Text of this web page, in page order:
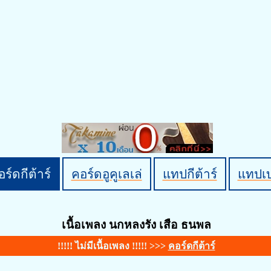
ร์ดกีต้าร์ คอร์ดอูคูเลเล่ แทปกีต้าร์ แทปเ
เนื้อเพลง นกหลงรัง เสือ ธนพล
!!!!! ไม่มีเนื้อเพลง !!!!! >>> คอร์ดกีต้าร์